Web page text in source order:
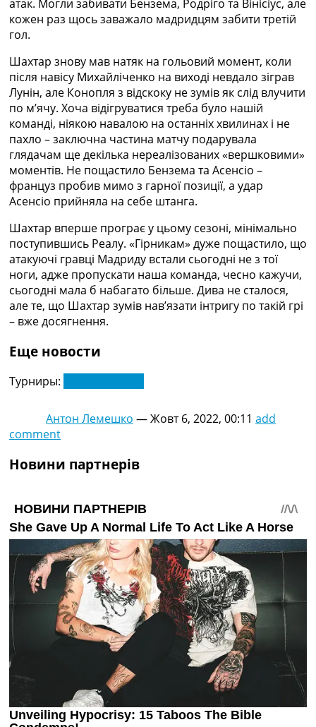
атак. Могли забивати Бензема, Родріго та Вінісіус, але
кожен раз щось заважало мадридцям забити третій
гол.
Шахтар знову мав натяк на гольовий момент, коли
після навісу Михайліченко на виході невдало зіграв
Лунін, але Конопля з відскоку не зумів як слід влучити
по мʼячу. Хоча відігруватися треба було нашій
команді, ніякою навалою на останніх хвилинах і не
пахло – заключна частина матчу подарувала
глядачам ще декілька нереалізованих «вершковими»
моментів. Не пощастило Бензема та Асенсіо –
француз пробив мимо з гарної позиції, а удар
Асенсіо прийняла на себе штанга.
Шахтар вперше програє у цьому сезоні, мінімально
поступившись Реалу. «Гірникам» дуже пощастило, що
атакуючі гравці Мадриду встали сьогодні не з тої
ноги, адже пропускати наша команда, чесно кажучи,
сьогодні мала б набагато більше. Дива не сталося,
але те, що Шахтар зумів нав’язати інтригу по такій грі
– вже досягнення.
Еще новости
Турниры:
Антон Лемешко —Жовт 6, 2022, 00:11 add
comment
Новини партнерів